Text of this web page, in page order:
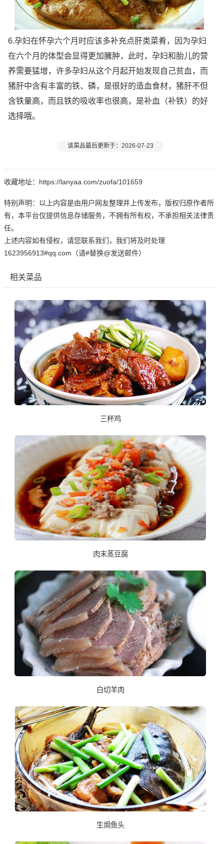
6.孕妇在怀孕六个月时应该多补充点肝类菜肴，因为孕妇
在六个月的体型会显得更加臃肿，此时，孕妇和胎儿的营
养需要猛增，许多孕妇从这个月起开始发现自己贫血，而
猪肝中含有丰富的铁、磷，是很好的造血食材，猪肝不但
含铁量高，而且铁的吸收率也很高，是补血（补铁）的好
选择哦。
该菜品最后更新于：2026-07-23
收藏地址：https://lanyaa.com/zuofa/101659
特别声明：以上内容是由用户网友整理并上传发布，版权归原作者所
有，本平台仅提供信息存储服务，不拥有所有权，不承担相关法律责
任。
上述内容如有侵权，请您联系我们，我们将及时处理
1623956913#qq.com（请#替换@发送邮件）
相关菜品
三杯鸡
肉末蒸豆腐
白切羊肉
生焗鱼头